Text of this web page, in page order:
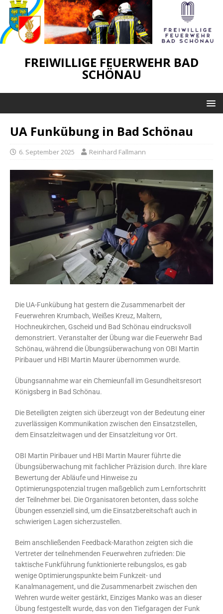
FREIWILLIGE FEUERWEHR BAD
SCHÖNAU
UA Funkübung in Bad Schönau
6. September 2025 Reinhard Fallmann
Die UA-Funkübung hat gestern die Zusammenarbeit der
Feuerwehren Krumbach, Weißes Kreuz, Maltern,
Hochneukirchen, Gscheid und Bad Schönau eindrucksvoll
demonstriert. Veranstalter der Übung war die Feuerwehr Bad
Schönau, während die Übungsüberwachung von OBI Martin
Piribauer und HBI Martin Maurer übernommen wurde.
Übungsannahme war ein Chemieunfall im Gesundheitsresort
Königsberg in Bad Schönau.
Die Beteiligten zeigten sich überzeugt von der Bedeutung einer
zuverlässigen Kommunikation zwischen den Einsatzstellen,
dem Einsatzleitwagen und der Einsatzleitung vor Ort.
OBI Martin Piribauer und HBI Martin Maurer führte die
Übungsüberwachung mit fachlicher Präzision durch. Ihre klare
Bewertung der Abläufe und Hinweise zu
Optimierungspotenzial trugen maßgeblich zum Lernfortschritt
der Teilnehmer bei. Die Organisatoren betonten, dass solche
Übungen essenziell sind, um die Einsatzbereitschaft auch in
schwierigen Lagen sicherzustellen.
Beim anschließenden Feedback-Marathon zeigten sich die
Vertreter der teilnehmenden Feuerwehren zufrieden: Die
taktische Funkführung funktionierte reibungslos, es gab
wenige Optimierungspunkte beim Funkzeit- und
Kanalmanagement, und die Zusammenarbeit zwischen den
Wehren wurde weiter gestärkt, Einziges Manko was an dieser
Übung festgestellt wurde, das von den Tiefgaragen der Funk